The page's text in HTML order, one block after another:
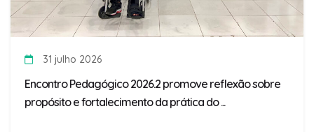
31 julho 2026
Encontro Pedagógico 2026.2 promove reflexão sobre
propósito e fortalecimento da prática do ...